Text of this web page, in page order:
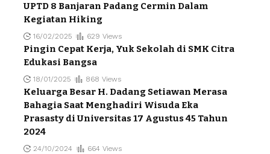
UPTD 8 Banjaran Padang Cermin Dalam
Kegiatan Hiking
16/02/2025 629 Views
Pingin Cepat Kerja, Yuk Sekolah di SMK Citra
Edukasi Bangsa
18/01/2025 868 Views
Keluarga Besar H. Dadang Setiawan Merasa
Bahagia Saat Menghadiri Wisuda Eka
Prasasty di Universitas 17 Agustus 45 Tahun
2024
24/10/2024 664 Views